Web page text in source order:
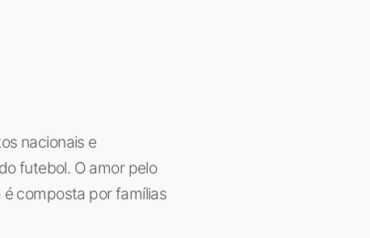
nacionais e
futebol. O amor pelo
composta por famílias